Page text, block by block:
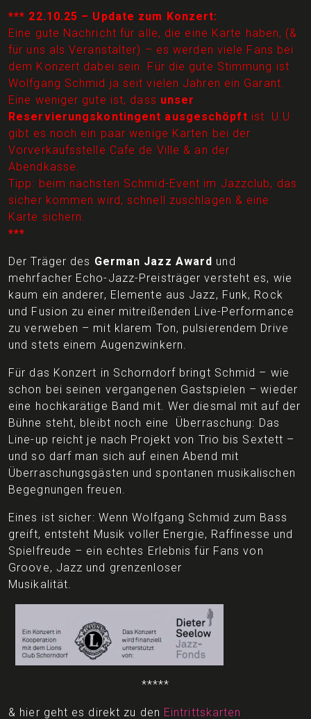
*** 22.10.25 – Update zum Konzert:
Eine gute Nachricht für alle, die eine Karte haben, (&
für uns als Veranstalter) – es werden viele Fans bei
dem Konzert dabei sein. Für die gute Stimmung ist
Wolfgang Schmid ja seit vielen Jahren ein Garant.
Eine weniger gute ist, dass unser
Reservierungskontingent ausgeschöpft ist. U.U.
gibt es noch ein paar wenige Karten bei der
Vorverkaufsstelle Cafe de Ville & an der
Abendkasse.
Tipp: beim nächsten Schmid-Event im Jazzclub, das
sicher kommen wird, schnell zuschlagen & eine
Karte sichern.
***
Der Träger des German Jazz Award und
mehrfacher Echo-Jazz-Preisträger versteht es, wie
kaum ein anderer, Elemente aus Jazz, Funk, Rock
und Fusion zu einer mitreißenden Live-Performance
zu verweben – mit klarem Ton, pulsierendem Drive
und stets einem Augenzwinkern.
Für das Konzert in Schorndorf bringt Schmid – wie
schon bei seinen vergangenen Gastspielen – wieder
eine hochkarätige Band mit. Wer diesmal mit auf der
Bühne steht, bleibt noch eine Überraschung: Das
Line-up reicht je nach Projekt von Trio bis Sextett –
und so darf man sich auf einen Abend mit
Überraschungsgästen und spontanen musikalischen
Begegnungen freuen.
Eines ist sicher: Wenn Wolfgang Schmid zum Bass
greift, entsteht Musik voller Energie, Raffinesse und
Spielfreude – ein echtes Erlebnis für Fans von
Groove, Jazz und grenzenloser
Musikalität.
*****
& hier geht es direkt zu den Eintrittskarten